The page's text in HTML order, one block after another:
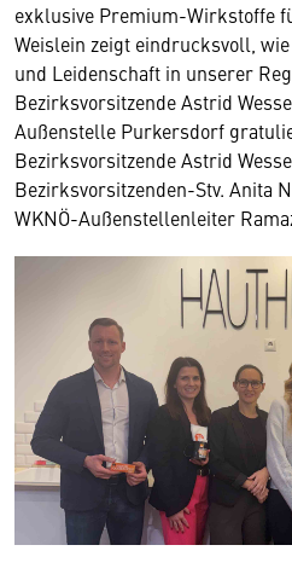
exklusive Premium-Wirkstoffe
Weislein zeigt eindrucksvoll,
und Leidenschaft in unserer
Bezirksvorsitzende Astrid
Außenstelle Purkersdorf
Bezirksvorsitzende Astrid
Bezirksvorsitzenden-Stv. Anita
WKNÖ-Außenstellenleiter